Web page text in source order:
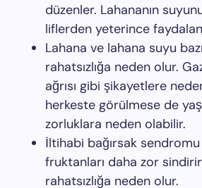
düzenler. Lahananın
liflerden yeterince
Lahana ve lahana suyu
rahatsızlığa neden olur.
ağrısı gibi şikayetlere
herkeste görülmese de
zorluklara neden olabilir.
İltihabi bağırsak
fruktanları daha zor
rahatsızlığa neden olur.